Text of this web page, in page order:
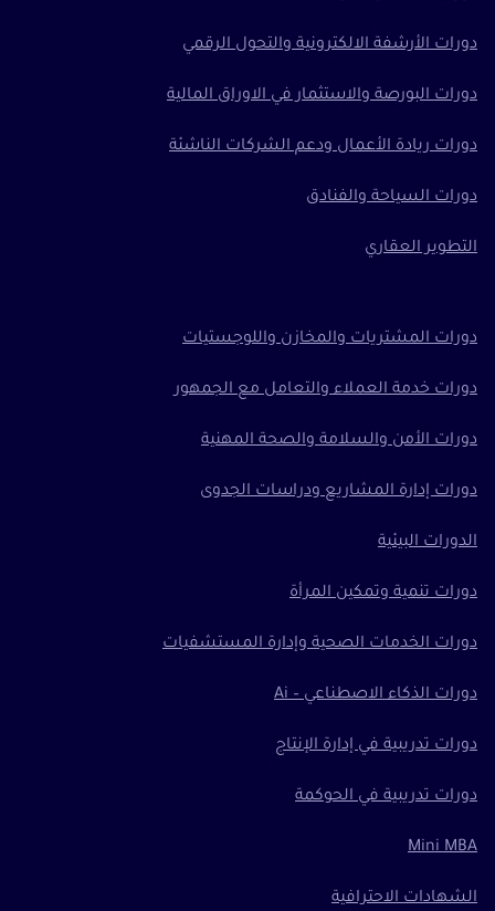
دورات الأرشفة الالكترونية والتحول الرقمي
دورات البورصة والاستثمار في الاوراق المالية
دورات ريادة الأعمال ودعم الشركات الناشئة
دورات السياحة والفنادق
التطوير العقاري
دورات المشتريات والمخازن واللوجستيات
دورات خدمة العملاء والتعامل مع الجمهور
دورات الأمن والسلامة والصحة المهنية
دورات إدارة المشاريع ودراسات الجدوى
الدورات البيئية
دورات تنمية وتمكين المرأة
دورات الخدمات الصحية وإدارة المستشفيات
دورات الذكاء الاصطناعي – Ai
دورات تدريبية في إدارة الإنتاج
دورات تدريبية في الحوكمة
Mini MBA
الشهادات الاحترافية